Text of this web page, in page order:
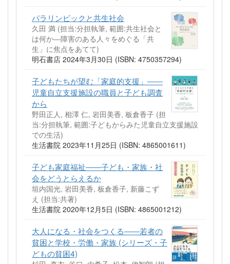
パラリンピックと共生社会
久田 満 (担当:分担執筆, 範囲:共生社会と
は何か―障害のある人々をめぐる「共
生」に焦点をあてて)
明石書店 2024年3月30日 (ISBN: 4750357294)
子どもたちが望む「家庭的支援」――
児童自立支援施設の職員と子ども調査
から
野田正人, 相澤 仁, 岩田美香, 板倉香子 (担
当:分担執筆, 範囲:子どもからみた児童自立支援施設
での生活)
生活書院 2023年11月25日 (ISBN: 4865001611)
子ども家庭福祉――子ども・家族・社
会をどうとらえるか
垣内国光, 岩田美香, 板倉香子, 新藤こず
え (担当:共著)
生活書院 2020年12月5日 (ISBN: 4865001212)
大人になる・社会をつくる――若者の
貧困と学校・労働・家族 (シリーズ・子
どもの貧困4)